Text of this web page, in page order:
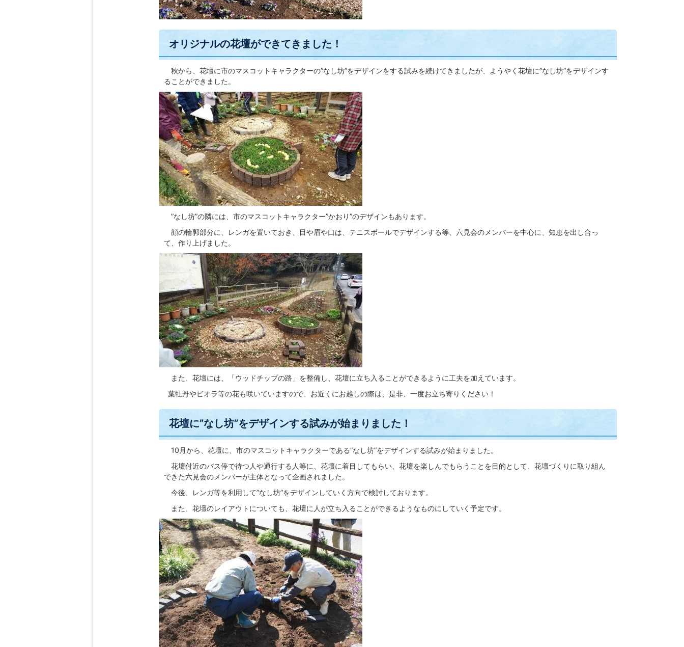
オリジナルの花壇ができてきました！
秋から、花壇に市のマスコットキャラクターの”なし坊”をデザインをする試みを続けてきましたが、ようやく花壇に”なし坊”をデザインす
ることができました。
”なし坊”の隣には、市のマスコットキャラクター”かおり”のデザインもあります。
顔の輪郭部分に、レンガを置いておき、目や眉や口は、テニスボールでデザインする等、六見会のメンバーを中心に、知恵を出し合っ
て、作り上げました。
また、花壇には、「ウッドチップの路」を整備し、花壇に立ち入ることができるように工夫を加えています。
葉牡丹やビオラ等の花も咲いていますので、お近くにお越しの際は、是非、一度お立ち寄りください！
花壇に”なし坊”をデザインする試みが始まりました！
10月から、花壇に、市のマスコットキャラクターである”なし坊”をデザインする試みが始まりました。
花壇付近のバス停で待つ人や通行する人等に、花壇に着目してもらい、花壇を楽しんでもらうことを目的として、花壇づくりに取り組ん
できた六見会のメンバーが主体となって企画されました。
今後、レンガ等を利用して”なし坊”をデザインしていく方向で検討しております。
また、花壇のレイアウトについても、花壇に人が立ち入ることができるようなものにしていく予定です。